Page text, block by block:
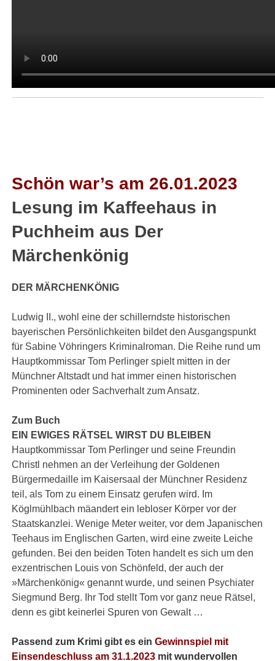
Schön war’s am 26.01.2023
Lesung im Kaffeehaus in
Puchheim aus Der
Märchenkönig
DER MÄRCHENKÖNIG
Ludwig II., wohl eine der schillerndste historischen
bayerischen Persönlichkeiten bildet den Ausgangspunkt
für Sabine Vöhringers Kriminalroman. Die Reihe rund um
Hauptkommissar Tom Perlinger spielt mitten in der
Münchner Altstadt und hat immer einen historischen
Prominenten oder Sachverhalt zum Ansatz.
Zum Buch
EIN EWIGES RÄTSEL WIRST DU BLEIBEN
Hauptkommissar Tom Perlinger und seine Freundin
Christl nehmen an der Verleihung der Goldenen
Bürgermedaille im Kaisersaal der Münchner Residenz
teil, als Tom zu einem Einsatz gerufen wird. Im
Köglmühlbach mäandert ein lebloser Körper vor der
Staatskanzlei. Wenige Meter weiter, vor dem Japanischen
Teehaus im Englischen Garten, wird eine zweite Leiche
gefunden. Bei den beiden Toten handelt es sich um den
exzentrischen Louis von Schönfeld, der auch der
»Märchenkönig« genannt wurde, und seinen Psychiater
Siegmund Berg. Ihr Tod stellt Tom vor ganz neue Rätsel,
denn es gibt keinerlei Spuren von Gewalt …
Passend zum Krimi gibt es einGewinnspiel mit
Einsendeschluss am 31.1.2023 mit wundervollen